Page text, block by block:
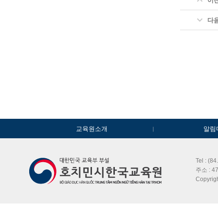
다
교육원소개 알림
Tel :
주소 :